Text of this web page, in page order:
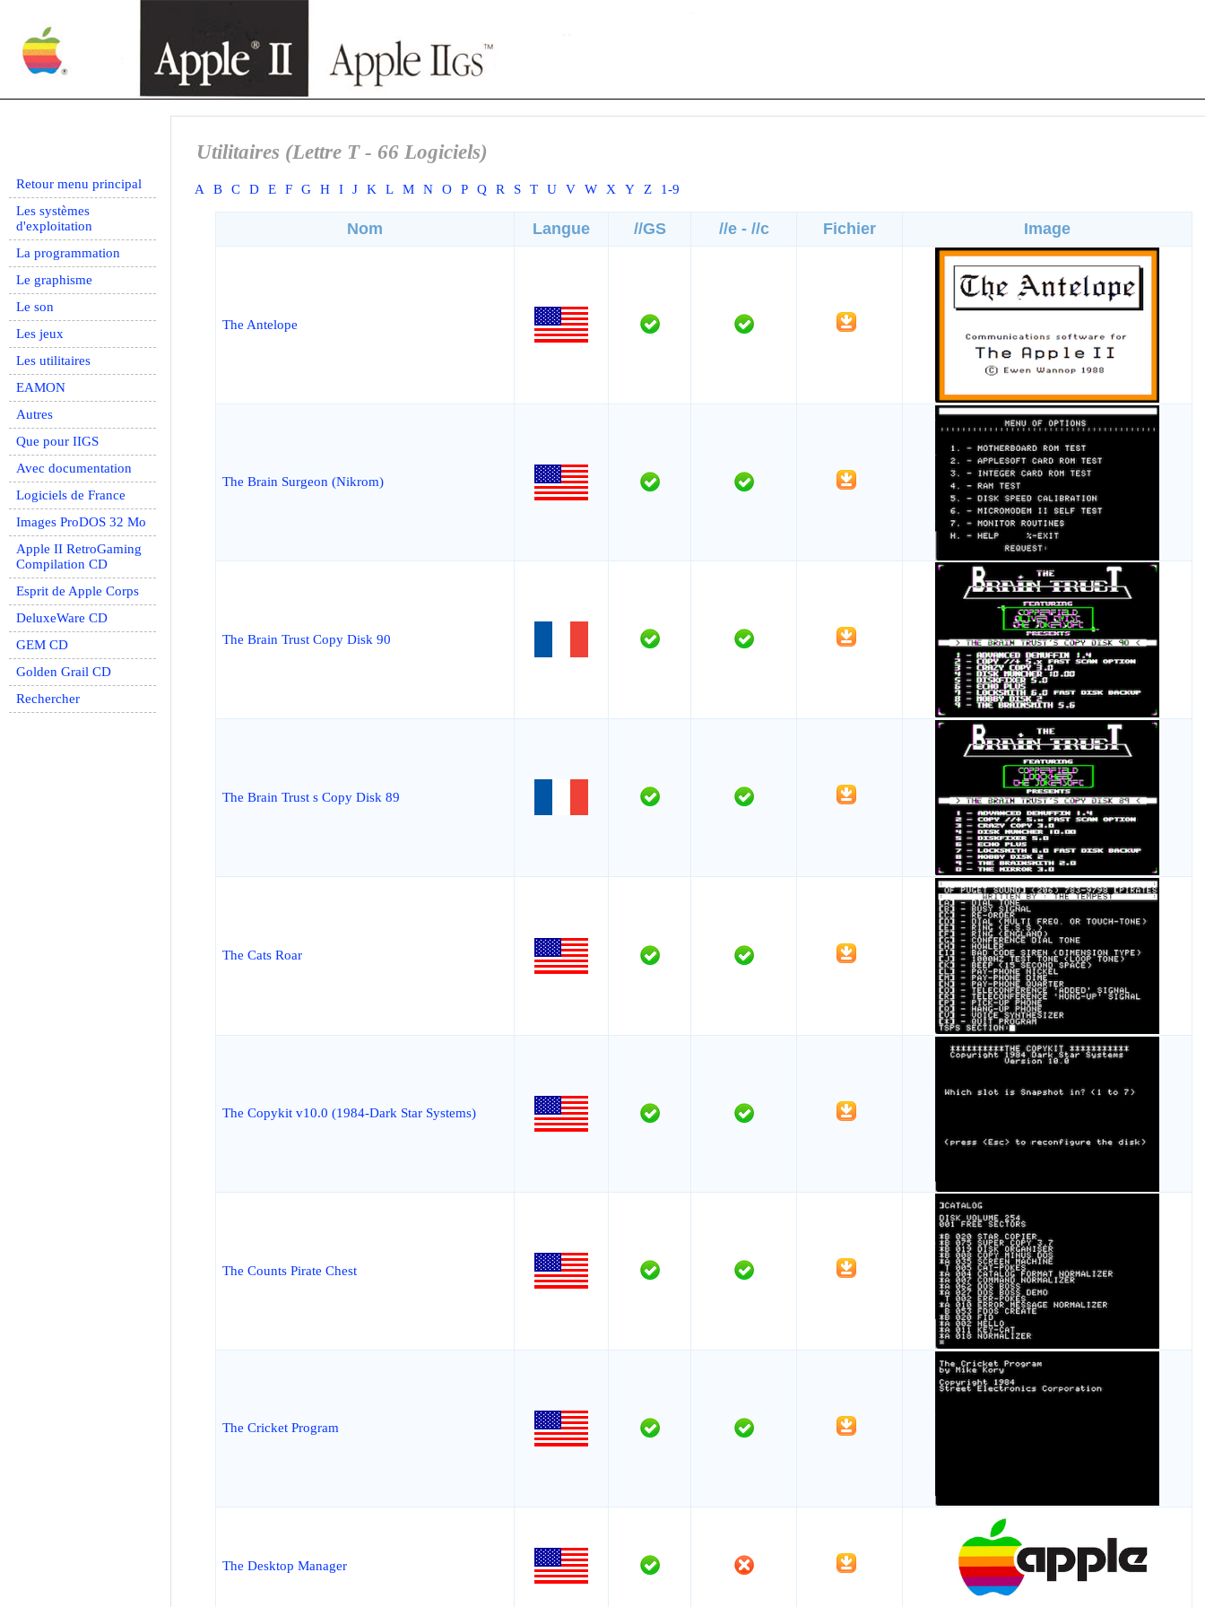
Retour menu principal
Les systèmes
d'exploitation
La programmation
Le graphisme
Le son
Les jeux
Les utilitaires
EAMON
Autres
Que pour IIGS
Avec documentation
Logiciels de France
Images ProDOS 32 Mo
Apple II RetroGaming
Compilation CD
Esprit de Apple Corps
DeluxeWare CD
GEM CD
Golden Grail CD
Rechercher
Utilitaires (Lettre T - 66 Logiciels)
A B C D E F G H I J K L M N O P Q R S T U V W X Y Z 1-9
Nom Langue //GS //e - //c Fichier Image
The Antelope
The Brain Surgeon (Nikrom)
The Brain Trust Copy Disk 90
The Brain Trust s Copy Disk 89
The Cats Roar
The Copykit v10.0 (1984-Dark Star Systems)
The Counts Pirate Chest
The Cricket Program
The Desktop Manager